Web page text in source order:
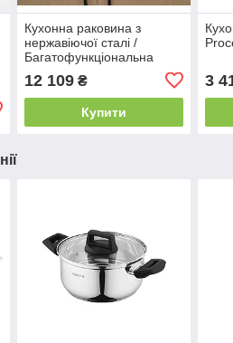
Кухонна раковина з
нержавіючої сталі /
Багатофункціональна
кухонна мийка Sink 8045
800*450*210 мм
12 109₴
Купити
3